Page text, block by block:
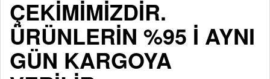
ÇEKİMİMİZDİR.
ÜRÜNLERİN %95 İ AYNI
GÜN KARGOYA